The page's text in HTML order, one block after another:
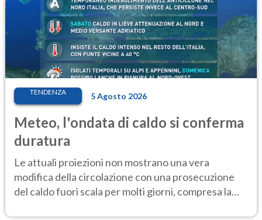
TENDENZA 5 Agosto 2026
Meteo, l'ondata di caldo si conferma
duratura
Le attuali proiezioni non mostrano una vera
modifica della circolazione con una prosecuzione
del caldo fuori scala per molti giorni, compresa la